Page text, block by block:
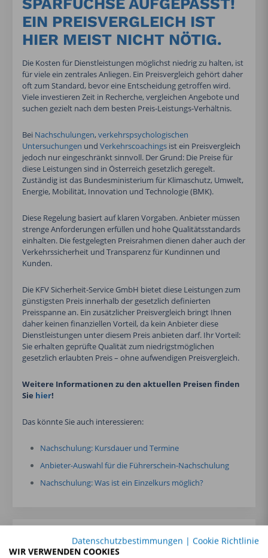
EIN PREISVERGLEICH IST
HIER MEIST NICHT NÖTIG.
Die Kosten für Dienstleistungen möglichst niedrig zu halten, ist
für viele ein zentrales Anliegen. Ein Preisvergleich gehört daher
oft zum Standard, bevor eine Entscheidung getroffen wird.
Viele investieren Zeit in Recherche, vergleichen Angebote und
suchen gezielt nach dem besten Preis-Leistungs-Verhältnis.
Bei Nachschulungen,verkehrspsychologischen
Untersuchungen undVerkehrscoachings ist ein Preisvergleich
jedoch nur eingeschränkt sinnvoll. Der Grund: Die Preise für
diese Leistungen sind in Österreich gesetzlich geregelt.
Zuständig ist das Bundesministerium für Klimaschutz, Umwelt,
Energie, Mobilität, Innovation und Technologie (BMK).
Diese Regelung basiert auf klaren Vorgaben. Anbieter müssen
strenge Anforderungen erfüllen und hohe Qualitätsstandards
einhalten. Die festgelegten Preisrahmen dienen daher auch der
Verkehrssicherheit und Transparenz für Kundinnen und
Kunden.
Die KFV Sicherheit-Service GmbH bietet diese Leistungen zum
günstigsten Preis innerhalb der gesetzlich definierten
Preisspanne an. Ein zusätzlicher Preisvergleich bringt Ihnen
daher keinen finanziellen Vorteil, da kein Anbieter diese
Dienstleistungen unter diesem Preis anbieten darf. Ihr Vorteil:
Sie erhalten geprüfte Qualität zum niedrigstmöglichen
gesetzlich erlaubten Preis – ohne aufwendigen Preisvergleich.
Weitere Informationen zu den aktuellen Preisen finden
Sie hier!
Das könnte Sie auch interessieren:
Nachschulung: Kursdauer und Termine
Anbieter-Auswahl für die Führerschein-Nachschulung
Nachschulung: Was ist ein Einzelkurs möglich?
Datenschutzbestimmungen | Cookie Richtlinie
WIR VERWENDEN COOKIES